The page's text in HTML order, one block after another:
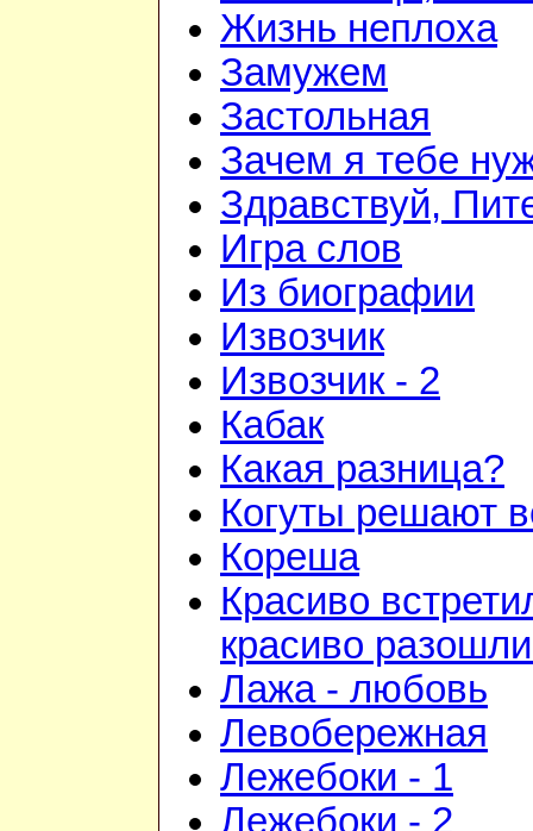
Жизнь неплоха
Замужем
Застольная
Зачем я тебе
Здравствуй,
Игра слов
Из биографии
Извозчик
Извозчик - 2
Кабак
Какая разница?
Когуты решают
Кореша
Красиво
красиво
Лажа - любовь
Левобережная
Лежебоки - 1
Лежебоки - 2